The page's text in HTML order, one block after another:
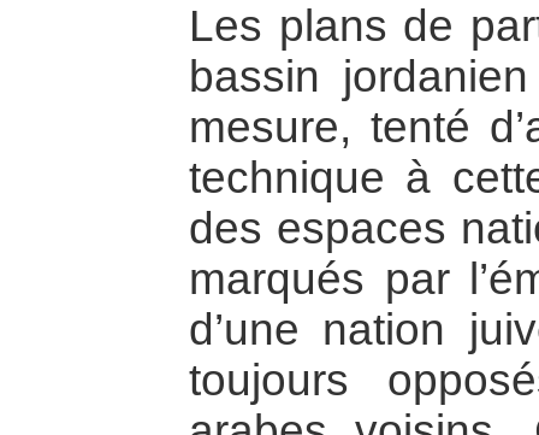
Les plans de
bassin
mesure, tenté
technique à
des espaces
marqués par
d’une nation
toujours